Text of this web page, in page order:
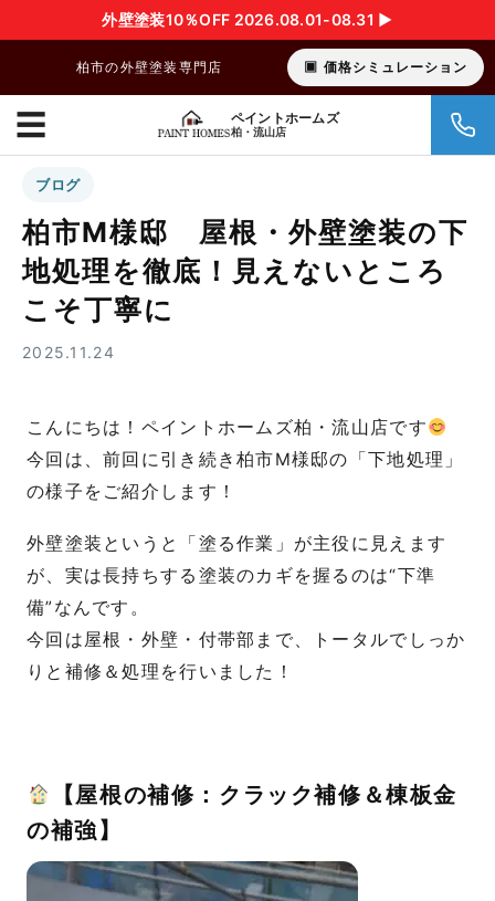
外壁塗装10％OFF 2026.08.01-08.31 ▶︎
柏市の外壁塗装専門店 価格シミュレーション
ペイントホームズ
柏・流山店
☰
ブログ
柏市M様邸 屋根・外壁塗装の下
地処理を徹底！見えないところ
こそ丁寧に
2025.11.24
こんにちは！ペイントホームズ柏・流山店です
今回は、前回に引き続き柏市M様邸の「下地処理」
の様子をご紹介します！
外壁塗装というと「塗る作業」が主役に見えます
が、実は長持ちする塗装のカギを握るのは“下準
備”なんです。
今回は屋根・外壁・付帯部まで、トータルでしっか
りと補修＆処理を行いました！
【屋根の補修：クラック補修＆棟板金
の補強】